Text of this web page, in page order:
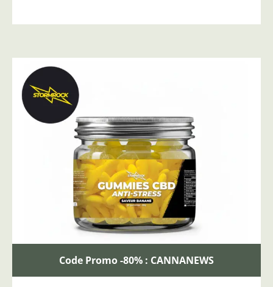
Code Promo -80% : CANNANEWS